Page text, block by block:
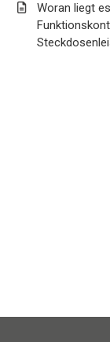
Woran liegt